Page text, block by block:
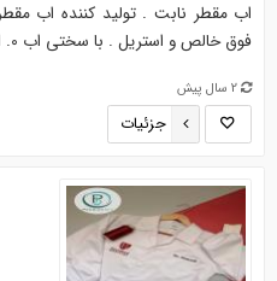
فوق خالص و استریل . با سختی اب 0. ارسال به سراسر کشور
2 سال پیش
جزئیات